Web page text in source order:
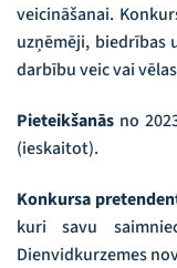
veicināšanai.
uzņēmēji, biedrības
darbību veic vai
Pieteikšanās no
(ieskaitot).
Konkursa
kuri savu
Dienvidkurzemes